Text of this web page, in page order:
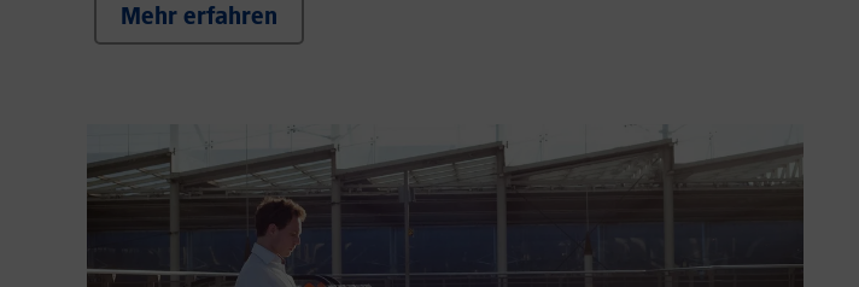
Mehr erfahren